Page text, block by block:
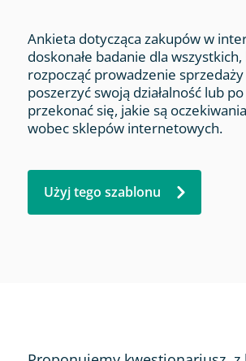
Ankieta dotycząca zakupów w
doskonałe badanie dla
rozpocząć prowadzenie
poszerzyć swoją działalność lub
przekonać się, jakie są
wobec sklepów internetowych.
Użyj tego szablonu